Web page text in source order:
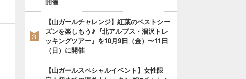
【山ガールチャレンジ】紅葉のベストシー
ズンを楽しもう♪『北アルプス・涸沢トレ
ッキングツアー』を10月9日（金）〜11日
（日）に開催
【山ガールスペシャルイベント】女性限